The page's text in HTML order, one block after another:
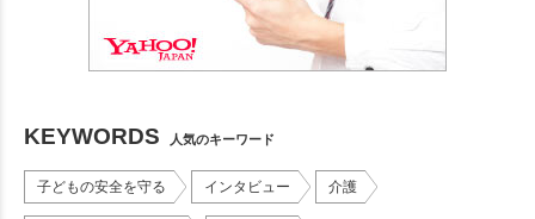
KEYWORDS 人気のキーワード
子どもの安全を守る インタビュー 介護